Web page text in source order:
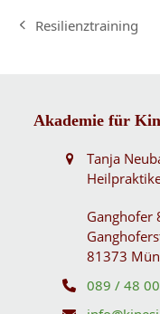
vorheriger
Resilienztraining
Akademie für
Tanja
Ganghofer
81373
089 / 48